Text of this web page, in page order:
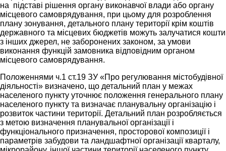
на підставі рішення органу виконавчої влади або органу
місцевого самоврядування, при цьому для розроблення
плану зонування, детального плану території крім коштів
державного та місцевих бюджетів можуть залучатися кошти
з інших джерел, не заборонених законом, за умови
виконання функцій замовника відповідним органом
місцевого самоврядування.
Положеннями ч.1 ст.19 ЗУ «Про регулювання містобудівної
діяльності» визначено, що детальний план у межах
населеного пункту уточнює положення генерального плану
населеного пункту та визначає планувальну організацію і
розвиток частини території. Детальний план розробляється
з метою визначення планувальної організації і
функціонального призначення, просторової композиції і
параметрів забудови та ландшафтної організації кварталу,